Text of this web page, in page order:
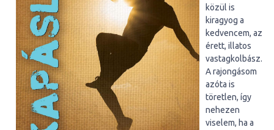
közül is
kiragyog a
kedvencem, az
érett, illatos
vastagkolbász.
A rajongásom
azóta is
töretlen, így
nehezen
viselem, ha a